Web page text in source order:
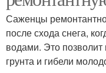
Саженцы
после схода снега,
водами. Это
грунта и гибели